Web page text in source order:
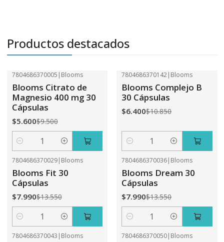
Productos destacados
7804686370005 | Blooms
Blooms Citrato de
Magnesio 400 mg 30
Cápsulas
$5.600$9.500
Cantidad
7804686370142| Blooms
Blooms Complejo B
30 Cápsulas
$6.400$10.850
Cantidad
7804686370029| Blooms
Blooms Fit 30
Cápsulas
$7.990$13.550
Cantidad
7804686370036| Blooms
Blooms Dream 30
Cápsulas
$7.990$13.550
Cantidad
7804686370043 | Blooms 7804686370050| Blooms